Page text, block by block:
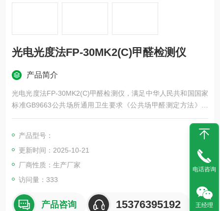
光电光度法FP-30MK2(C)甲醛检测仪
产品简介
光电光度法FP-30MK2(C)甲醛检测仪，满足中华人民共和国国家
标准GB9663公共场所通用卫生要求《公共场甲醛测定方法》。
技术指标满足公共场所和空气质量卫生指标中甲醛限值（0.1mg/
产品型号：
更新时间：2025-10-21
厂商性质：生产厂家
访问量：333
产品咨询 15376395192
电话咨询
王经理